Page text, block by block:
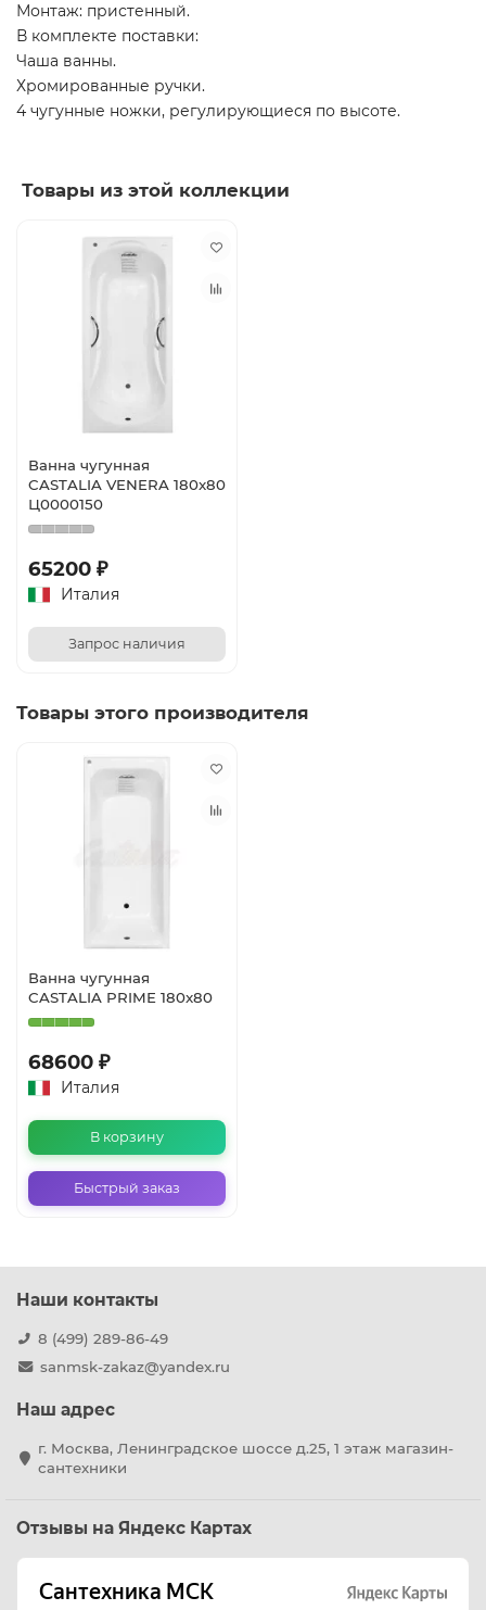
Монтаж: пристенный.
В комплекте поставки:
Чаша ванны.
Хромированные ручки.
4 чугунные ножки, регулирующиеся по высоте.
Товары из этой коллекции
Ванна чугунная
CASTALIA VENERA 180x80
Ц0000150
65200 ₽
Италия
Запрос наличия
Товары этого производителя
Ванна чугунная
CASTALIA PRIME 180x80
68600 ₽
Италия
В корзину
Быстрый заказ
Наши контакты
8 (499) 289-86-49
sanmsk-zakaz@yandex.ru
Наш адрес
г. Москва, Ленинградское шоссе д.25, 1 этаж магазин-
сантехники
Отзывы на Яндекс Картах